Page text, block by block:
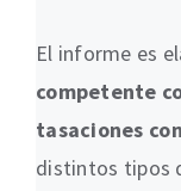
El informe es
competente
tasaciones
distintos tipos